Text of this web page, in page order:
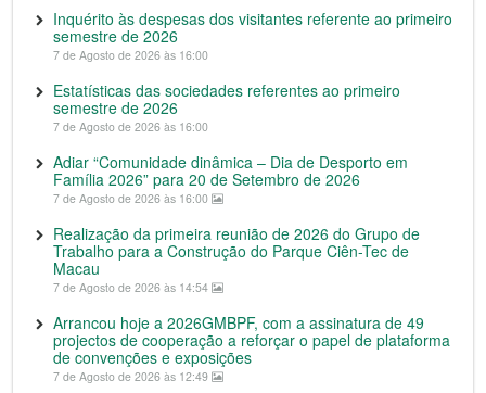
Inquérito às despesas dos visitantes referente ao primeiro
semestre de 2026
7 de Agosto de 2026 às 16:00
Estatísticas das sociedades referentes ao primeiro
semestre de 2026
7 de Agosto de 2026 às 16:00
Adiar “Comunidade dinâmica – Dia de Desporto em
Família 2026” para 20 de Setembro de 2026
7 de Agosto de 2026 às 16:00
Realização da primeira reunião de 2026 do Grupo de
Trabalho para a Construção do Parque Ciên-Tec de
Macau
7 de Agosto de 2026 às 14:54
Arrancou hoje a 2026GMBPF, com a assinatura de 49
projectos de cooperação a reforçar o papel de plataforma
de convenções e exposições
7 de Agosto de 2026 às 12:49